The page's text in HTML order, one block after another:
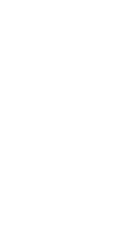
osušky za poplatek.